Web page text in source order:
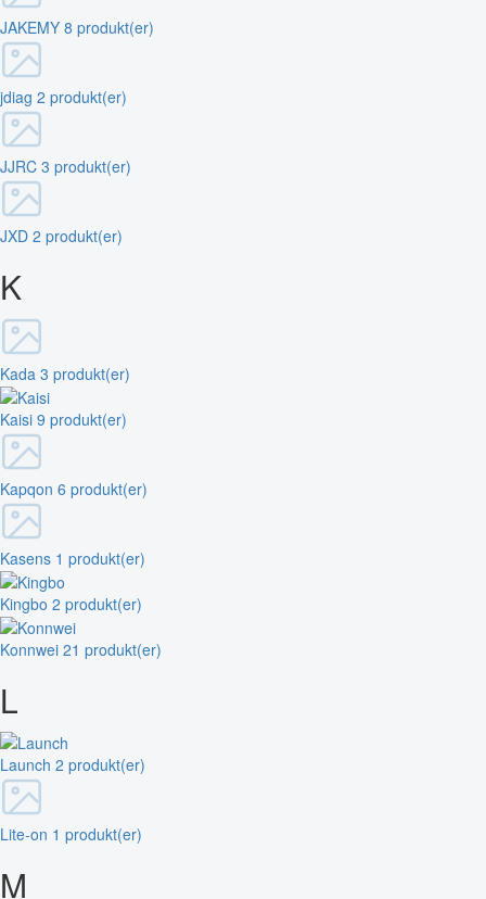
JAKEMY 8 produkt(er)
jdiag 2 produkt(er)
JJRC 3 produkt(er)
JXD 2 produkt(er)
K
Kada 3 produkt(er)
Kaisi 9 produkt(er)
Kapqon 6 produkt(er)
Kasens 1 produkt(er)
Kingbo 2 produkt(er)
Konnwei 21 produkt(er)
L
Launch 2 produkt(er)
Lite-on 1 produkt(er)
M